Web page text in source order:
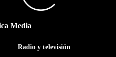
Media
Radio y televisión